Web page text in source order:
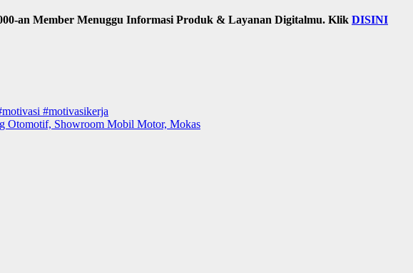
an Member Menuggu Informasi Produk & Layanan Digitalmu. Klik DISINI
#motivasikerja
Otomotif, Showroom Mobil Motor, Mokas